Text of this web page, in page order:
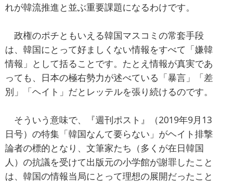
れが韓流推進と並ぶ重要課題になるわけです。
政権のポチともいえる韓国マスコミの常套手段
は、韓国にとって好ましくない情報をすべて「嫌韓
情報」として括ることです。たとえ情報が真実であ
っても、日本の極右勢力が述べている「暴言」「差
別」「ヘイト」だとレッテルを張り続けるのです。
そういう意味で、『週刊ポスト』（2019年9月13
日号）の特集「韓国なんて要らない」がヘイト排撃
論者の標的となり、文筆家たち（多くが在日韓国
人）の抗議を受けて出版元の小学館が謝罪したこと
は、韓国の情報当局にとって理想の展開だったこと